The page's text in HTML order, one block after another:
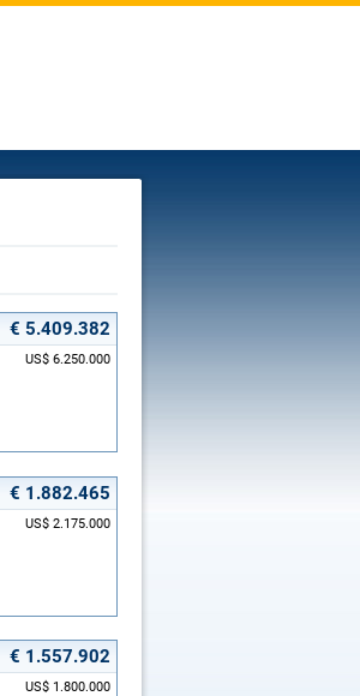
€ 5.409.382
US$ 6.250.000
€ 1.882.465
US$ 2.175.000
€ 1.557.902
US$ 1.800.000